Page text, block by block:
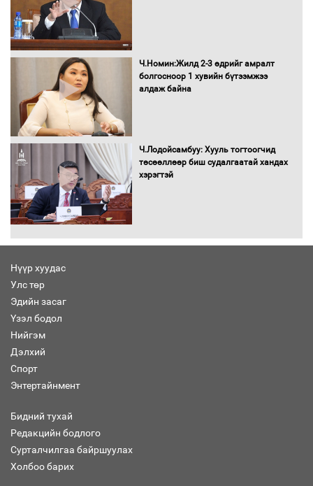
Ч.Номин:Жилд 2-3 өдрийг амралт
болгосноор 1 хувийн бүтээмжээ
алдаж байна
Ч.Лодойсамбуу: Хууль тогтоогчид
төсөөллөөр биш судалгаатай хандах
хэрэгтэй
Нүүр хуудас
Улс төр
Эдийн засаг
Үзэл бодол
Нийгэм
Дэлхий
Спорт
Энтертайнмент
Бидний тухай
Редакцийн бодлого
Сурталчилгаа байршуулах
Холбоо барих